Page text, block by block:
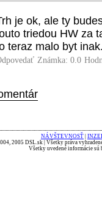
je ok, ale ty
triedou HW za
teraz malo byt
Známka: 0.0
NÁVŠTEVNOSŤ
2005 DSL.sk | Všetky práva
Všetky uvedené informácie sú